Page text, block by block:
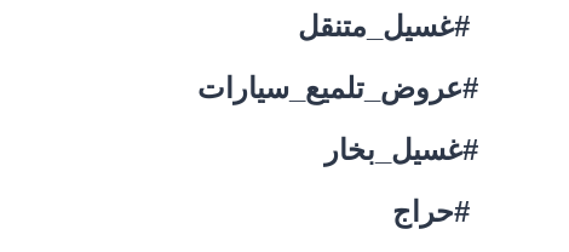
#غسيل_متنقل
#عروض_تلميع_سيارات
#غسيل_بخار
#حراج